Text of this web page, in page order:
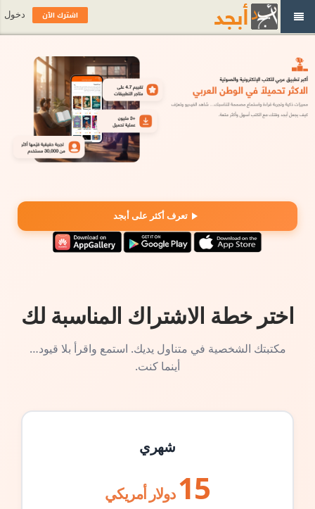
تعرف أكثر على أبجد
اختر خطة الاشتراك المناسبة لك
مكتبتك الشخصية في متناول يديك. استمع واقرأ بلا قيود…
أينما كنت.
شهري
15 دولار أمريكي
اشترك الآن دخول